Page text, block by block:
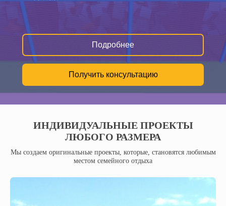
Подробнее
Получить консультацию
ИНДИВИДУАЛЬНЫЕ ПРОЕКТЫ
ЛЮБОГО РАЗМЕРА
Мы создаем оригинальные проекты, которые, становятся любимым
местом семейного отдыха